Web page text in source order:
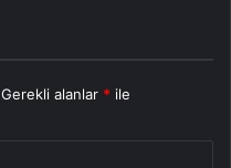
Gerekli alanlar * ile